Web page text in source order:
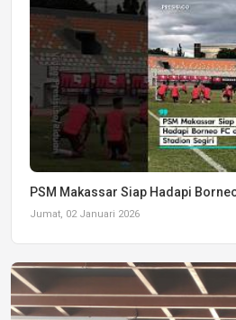
PSM Makassar Siap Hadapi
Jumat, 02 Januari 2026